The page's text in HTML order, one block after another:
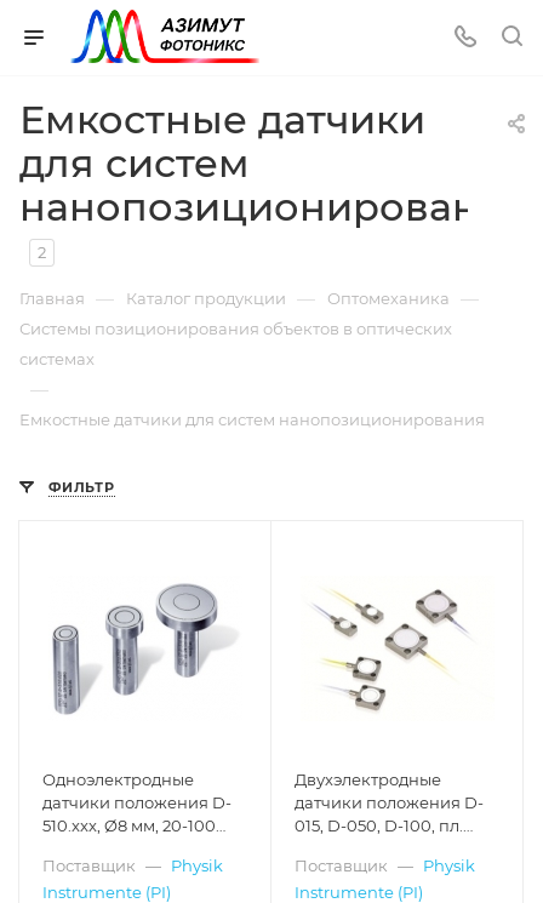
Емкостные датчики
для систем
нанопозиционирования
2
Главная — Каталог продукции — Оптомеханика —
Системы позиционирования объектов в оптических
системах
—
Емкостные датчики для систем нанопозиционирования
ФИЛЬТР
Одноэлектродные
датчики положения D-
510.xxx, Ø8 мм, 20-100
Поставщик — Physik
Instrumente (PI)
Двухэлектродные
датчики положения D-
015, D-050, D-100, пл.
Поставщик — Physik
Instrumente (PI)